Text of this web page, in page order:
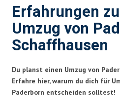
Erfahrungen
Umzug von
Schaffhausen
Du planst einen Umzug von
Erfahre hier, warum du dich für
Paderborn entscheiden solltest!